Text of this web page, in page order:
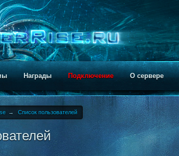
Награды Подключение О сервере
→ Список пользователей